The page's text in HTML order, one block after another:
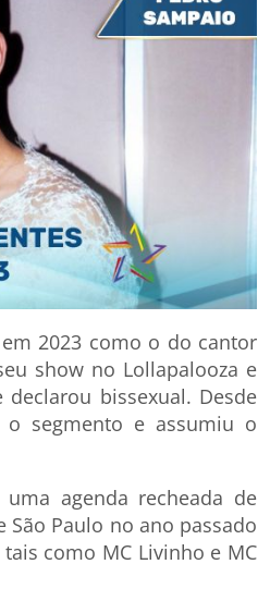
2023 como o do cantor
show no Lollapalooza e
bissexual. Desde
segmento e assumiu o
agenda recheada de
São Paulo no ano passado
como MC Livinho e MC